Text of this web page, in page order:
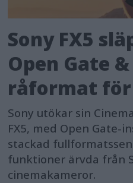
Sony FX5
Open Gate
råformat för
Sony utökar sin
FX5, med Open Gate-
stackad
funktioner ärvda från
cinemakameror.